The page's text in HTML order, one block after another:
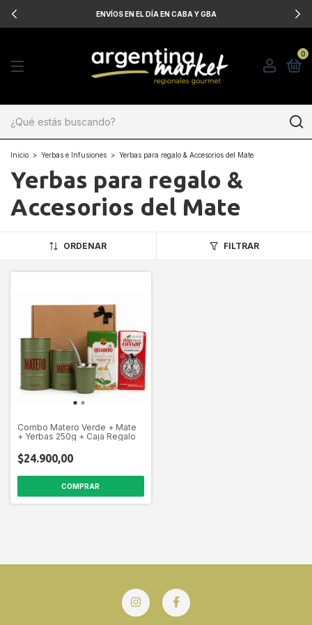
ENVÍOS EN EL DÍA EN CABA Y GBA
0
Inicio > Yerbas e Infusiones > Yerbas para regalo & Accesorios del Mate
Yerbas para regalo &
Accesorios del Mate
ORDENAR FILTRAR
Combo Matero Verde + Mate
+ Yerbas 250g + Caja Regalo
$24.900,00